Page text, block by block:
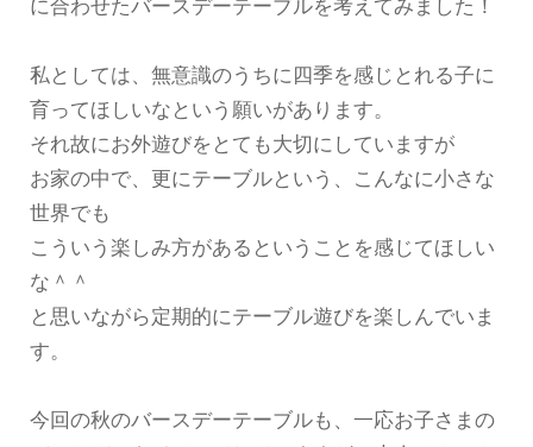
に合わせたバースデーテーブルを考えてみました！
私としては、無意識のうちに四季を感じとれる子に
育ってほしいなという願いがあります。
それ故にお外遊びをとても大切にしていますが
お家の中で、更にテーブルという、こんなに小さな
世界でも
こういう楽しみ方があるということを感じてほしい
な＾＾
と思いながら定期的にテーブル遊びを楽しんでいま
す。
今回の秋のバースデーテーブルも、一応お子さまの